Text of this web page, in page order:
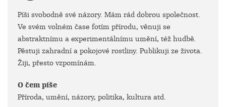
Píši svobodně své názory. Mám rád dobrou společnost.
Ve svém volném čase fotím přírodu, věnuji se
abstraktnímu a experimentálnímu umění, též hudbě.
Pěstuji zahradní a pokojové rostliny. Publikuji ze života.
Žiji, přesto vzpomínám.
O čem píše
Příroda, umění, názory, politika, kultura atd.